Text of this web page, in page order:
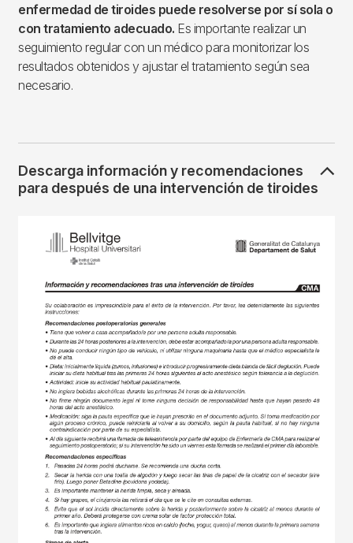
enfermedad de tiroides puede resolverse por sí sola o
con tratamiento adecuado. Es importante realizar un
seguimiento regular con un médico para monitorizar los
resultados obtenidos y ajustar el tratamiento según sea
necesario.
Descarga información y recomendaciones
para después de una intervención de tiroides